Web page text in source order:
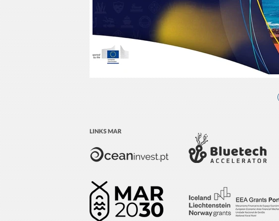
LINKS MAR